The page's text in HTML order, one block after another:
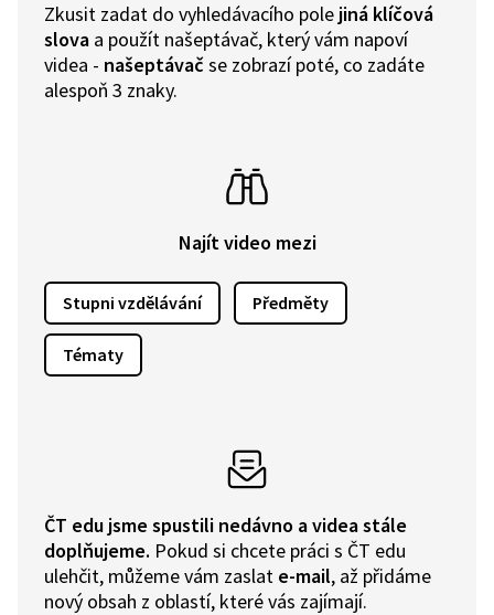
Zkusit zadat do vyhledávacího pole jiná klíčová
slova a použít našeptávač, který vám napoví
videa - našeptávač se zobrazí poté, co zadáte
alespoň 3 znaky.
Najít video mezi
Stupni vzdělávání Předměty
Tématy
ČT edu jsme spustili nedávno a videa stále
doplňujeme. Pokud si chcete práci s ČT edu
ulehčit, můžeme vám zaslat e-mail, až přidáme
nový obsah z oblastí, které vás zajímají.